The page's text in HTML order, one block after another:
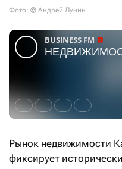
Фото: © Андрей Лунин
Рынок недвижимости
фиксирует